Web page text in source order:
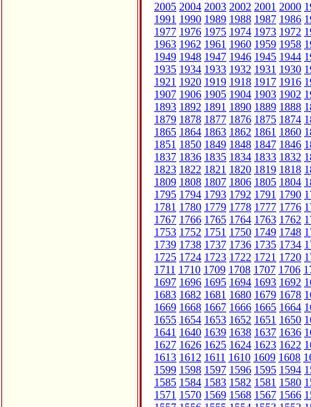
2005 2004 2003 2002 2001 2000
1991 1990 1989 1988 1987 1986
1977 1976 1975 1974 1973 1972
1963 1962 1961 1960 1959 1958
1949 1948 1947 1946 1945 1944
1935 1934 1933 1932 1931 1930
1921 1920 1919 1918 1917 1916
1907 1906 1905 1904 1903 1902
1893 1892 1891 1890 1889 1888
1879 1878 1877 1876 1875 1874
1865 1864 1863 1862 1861 1860
1851 1850 1849 1848 1847 1846
1837 1836 1835 1834 1833 1832
1823 1822 1821 1820 1819 1818
1809 1808 1807 1806 1805 1804
1795 1794 1793 1792 1791 1790
1781 1780 1779 1778 1777 1776
1767 1766 1765 1764 1763 1762
1753 1752 1751 1750 1749 1748
1739 1738 1737 1736 1735 1734
1725 1724 1723 1722 1721 1720
1711 1710 1709 1708 1707 1706
1697 1696 1695 1694 1693 1692
1683 1682 1681 1680 1679 1678
1669 1668 1667 1666 1665 1664
1655 1654 1653 1652 1651 1650
1641 1640 1639 1638 1637 1636
1627 1626 1625 1624 1623 1622
1613 1612 1611 1610 1609 1608
1599 1598 1597 1596 1595 1594
1585 1584 1583 1582 1581 1580
1571 1570 1569 1568 1567 1566